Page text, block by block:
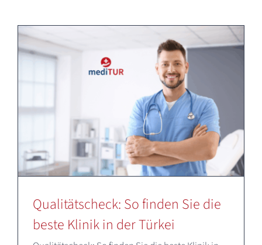
Qualitätscheck: So finden Sie die
beste Klinik in der Türkei